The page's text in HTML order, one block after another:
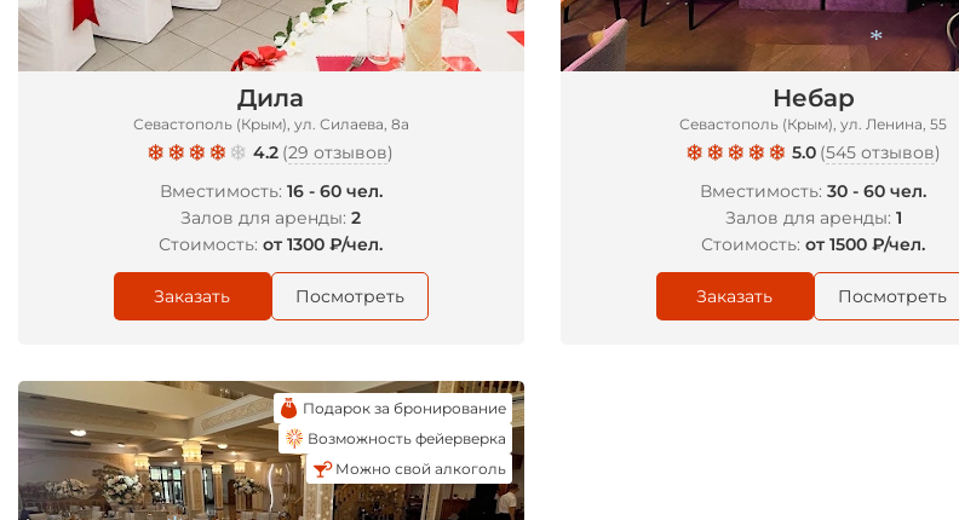
Дила
Севастополь (Крым), ул. Силаева, 8а
4.2 (29 отзывов)
Вместимость: 16 - 60 чел.
Залов для аренды:2
Стоимость:от 1300 ₽/чел.
Заказать Посмотреть
Небар
Севастополь (Крым), ул. Ленина, 55
5.0 (545 отзывов)
Вместимость:30 - 60 чел.
Залов для аренды: 1
Стоимость:от 1500 ₽/чел.
Заказать Посмотреть
Подарок за бронирование
Возможность фейерверка
Можно свой алкоголь